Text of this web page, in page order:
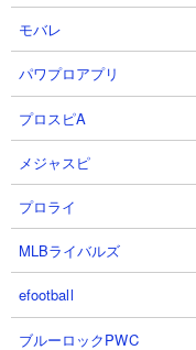
モバレ
パワプロアプリ
プロスピA
メジャスピ
プロライ
MLBライバルズ
efootball
ブルーロックPWC